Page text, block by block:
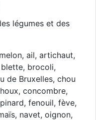
légumes et des
ail, artichaut,
brocoli,
de Bruxelles, chou
concombre,
fenouil, fève,
navet, oignon,